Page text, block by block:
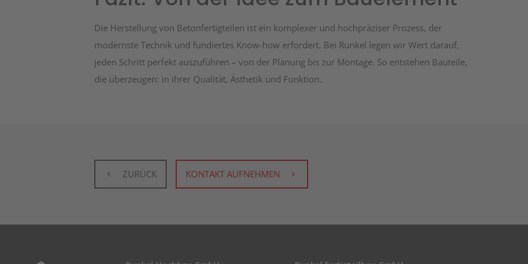
Die Herstellung von Betonfertigteilen ist ein komplexer und hochpräziser Prozess, der
modernste Technik und fundiertes Know-how erfordert. Bei Runkel legen wir Wert darauf,
jeden Schritt perfekt auszuführen – von der Planung bis zur Montage. So entstehen Bauteile,
die überzeugen: in ihrer Qualität, Ästhetik und Funktion.
ZURÜCK KONTAKT AUFNEHMEN